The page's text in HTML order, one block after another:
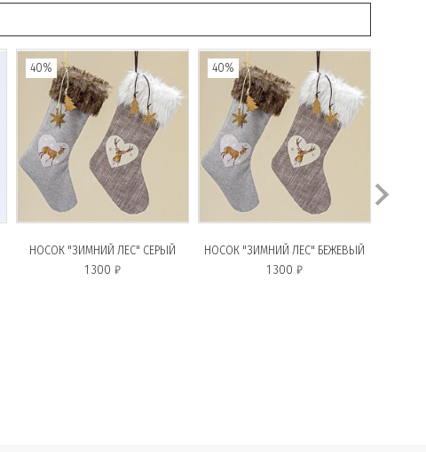
40%
НОСОК "ЗИМНИЙ ЛЕС" СЕРЫЙ
1 300 ₽
40%
НОСОК "ЗИМНИЙ ЛЕС" БЕЖЕВЫЙ
1 300 ₽